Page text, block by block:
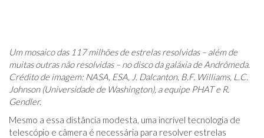
Um mosaico das 117 milhões de estrelas resolvidas – além de
muitas outras não resolvidas – no disco da galáxia de Andrômeda.
Crédito de imagem: NASA, ESA, J. Dalcanton, B.F. Williams, L.C.
Johnson (Universidade de Washington), a equipe PHAT e R.
Gendler.
Mesmo a essa distância modesta, uma incrível tecnologia de
telescópio e câmera é necessária para resolver estrelas